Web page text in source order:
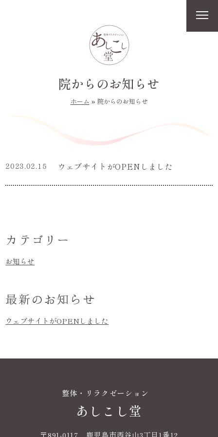
院からのお知らせ
ホーム » 院からのお知らせ
2023.02.15 ウェブサイトがOPENしました
カテゴリー
お知らせ
最新のお知らせ
ウェブサイトがOPENしました
整体・リラクゼーション
あしこし堂
〒891-0117 鹿児島市西谷山3丁目1番12